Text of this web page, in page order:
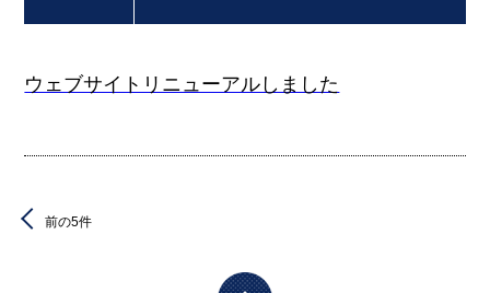
ウェブサイトリニューアルしました
前の5件